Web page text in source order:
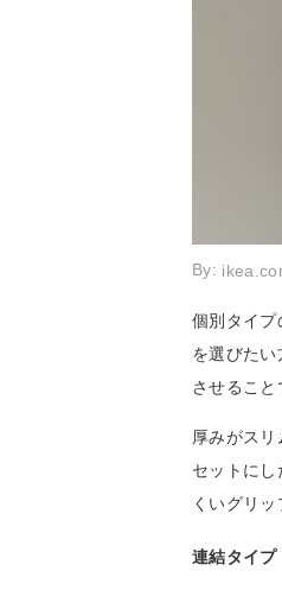
By:
個別タイプ
を選びた
させること
厚みがス
セットに
くいグリ
連結タイプ